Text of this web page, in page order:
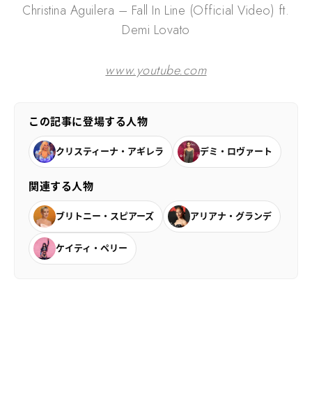
Christina Aguilera – Fall In Line (Official Video) ft.
Demi Lovato
www.youtube.com
この記事に登場する人物
クリスティーナ・アギレラ デミ・ロヴァート
関連する人物
ブリトニー・スピアーズ アリアナ・グランデ
ケイティ・ペリー